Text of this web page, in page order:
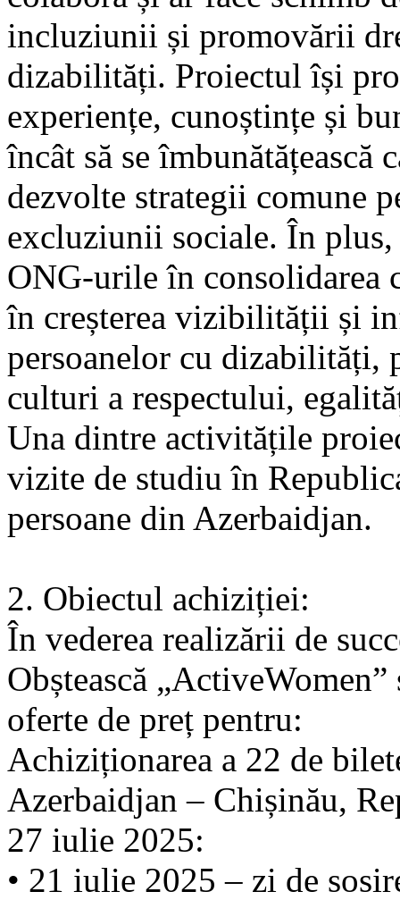
incluziunii și promovării
dizabilități. Proiectul își
experiențe, cunoștințe și
încât să se îmbunătățească
dezvolte strategii comune
excluziunii sociale. În
ONG-urile în consolidarea
în creșterea vizibilității și
persoanelor cu dizabilități,
culturi a respectului,
Una dintre activitățile
vizite de studiu în
persoane din Azerbaidjan.
2. Obiectul achiziției:
În vederea realizării de
Obștească
oferte de preț pentru:
Achiziționarea a 22 de
Azerbaidjan – Chișinău,
27 iulie 2025:
• 21 iulie 2025 – zi de